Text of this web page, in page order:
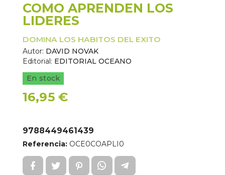
COMO APRENDEN LOS
LIDERES
DOMINA LOS HABITOS DEL EXITO
Autor: DAVID NOVAK
Editorial: EDITORIAL OCEANO
En stock
16,95 €
9788449461439
Referencia: OCE0COAPLI0